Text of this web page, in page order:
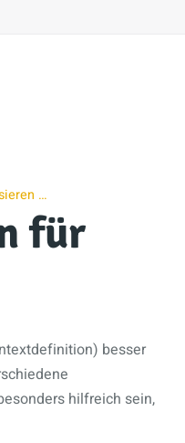
…
für
besser
hilfreich sein,